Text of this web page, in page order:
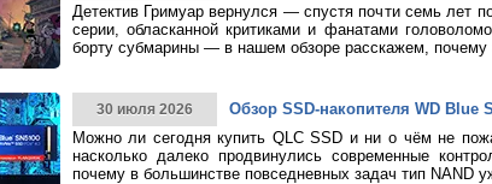
Детектив Гримуар вернулся — спустя почти семь лет
серии, обласканной критиками и фанатами
борту субмарины — в нашем обзоре расскажем, почему
30 июля 2026
Обзор SSD-накопителя WD Blue
Можно ли сегодня купить QLC SSD и ни о чём не
насколько далеко продвинулись современные
почему в большинстве повседневных задач тип NAND